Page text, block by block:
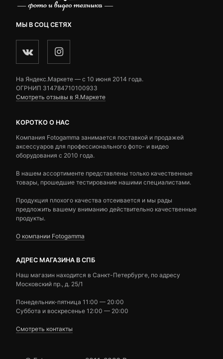
МЫ В СОЦ СЕТЯХ
На Яндекс.Маркете — c 10 июня 2014 года.
ОГРНИП 314784710100933
Смотреть отзывы в Я.Маркете
КОРОТКО О НАС
Компания Fotogamma занимается поставкой и продажей
аксессуаров для профессионального фото- и видео
оборудования с 2010 года.
В нашем ассортименте представлены только качественные
товары, прошедшие тестирование нашими специалистами.
Продукция плохого качества отсеивается и мы рады
предложить вашему вниманию действительно качественные
продукты.
О компании Fotogamma
АДРЕС МАГАЗИНА В СПБ
Наш магазин находится в Санкт-Петербурге, по адресу
Московский пр., д. 25/1
Понедельник-пятница 11:00 — 20:00
Суббота и воскресенье 12:00 — 20:00
Смотреть контакты